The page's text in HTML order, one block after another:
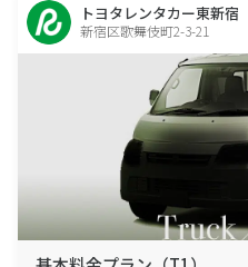
トヨタレンタカー東新宿
新宿区歌舞伎町2-3-21